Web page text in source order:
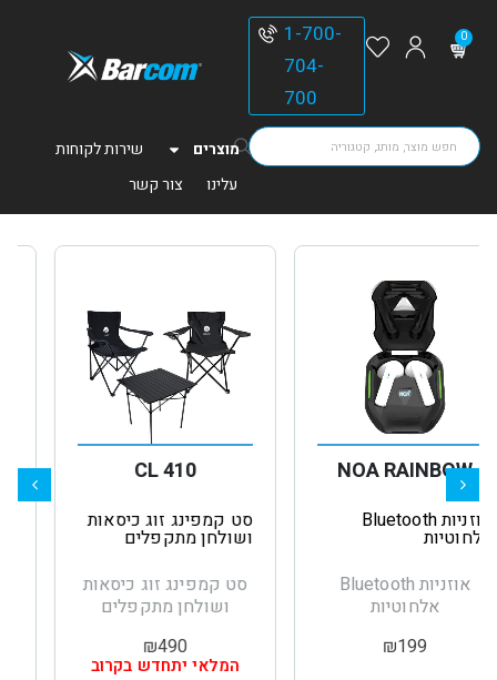
0
1-700-
704-
700
מוצרים
שירות לקוחות
עלינו
צור קשר
CL 410
סט קמפינג זוג כיסאות
ושולחן מתקפלים
סט קמפינג זוג כיסאות
ושולחן מתקפלים
490
ECO JS 800
בוסטר התנעה
8,000mAh
בוסטר התנעה
8,000mAh
390
המלאי יתחדש בקרוב